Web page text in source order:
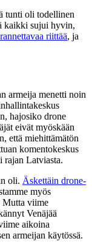
tunti oli todellinen
kaikki sujui hyvin,
riittää, ja
armeija menetti noin
hajosiko drone
eivät myöskään
että miehittämätön
komentokeskus
rajan Latviasta.
oli. Äskettäin drone-
myös
Mutta viime
Venäjää
aikoina
armeijan käytössä.